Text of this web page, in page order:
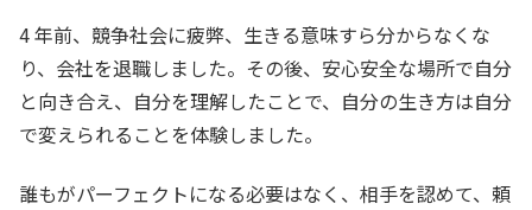
4 年前、競争社会に疲弊、生きる意味すら分からなくな
り、会社を退職しました。その後、安心安全な場所で自分
と向き合え、自分を理解したことで、自分の生き方は自分
で変えられることを体験しました。
誰もがパーフェクトになる必要はなく、相手を認めて、頼